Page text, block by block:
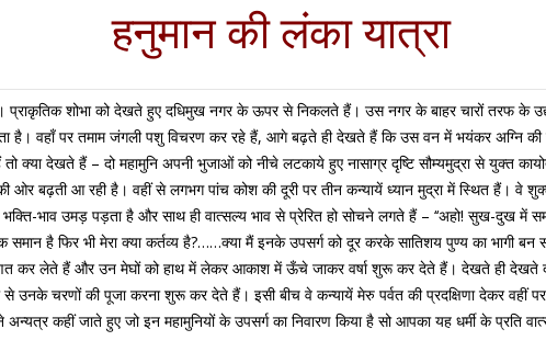
हनुमान की लंका यात्रा
शोभा को देखते हुए दधिमुख नगर के ऊपर से निकलते हैं। उस नगर के बाहर चारों तरफ के
है। वहाँ पर तमाम जंगली पशु विचरण कर रहे हैं, आगे बढ़ते ही देखते हैं कि उस वन में भयंकर अग्नि की
क्या देखते हैं – दो महामुनि अपनी भुजाओं को नीचे लटकाये हुए नासाग्र दृष्टि सौम्यमुद्रा से युक्त
ओर बढ़ती आ रही है। वहीं से लगभग पांच कोश की दूरी पर तीन कन्यायें ध्यान मुद्रा में स्थित हैं। वे
भाव उमड़ पड़ता है और साथ ही वात्सल्य भाव से प्रेरित हो सोचने लगते हैं – ‘‘अहो! सुख-दुख में
है फिर भी मेरा क्या कर्तव्य है?……क्या मैं इनके उपसर्ग को दूर करके सातिशय पुण्य का भागी बन
कर लेते हैं और उन मेघों को हाथ में लेकर आकाश में ऊँचे जाकर वर्षा शुरू कर देते हैं। देखते ही देखते
उनके चरणों की पूजा करना शुरू कर देते हैं। इसी बीच वे कन्यायें मेरु पर्वत की प्रदक्षिणा देकर वहीं
कहीं जाते हुए जो इन महामुनियों के उपसर्ग का निवारण किया है सो आपका यह धर्मी के प्रति